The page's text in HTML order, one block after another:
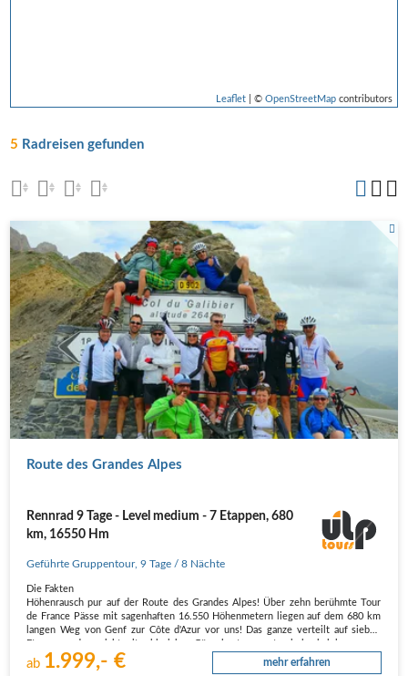
Leaflet| © OpenStreetMapcontributors
5 Radreisen gefunden
Am Col de Galibier.
Route des Grandes Alpes
Rennrad 9 Tage - Level medium - 7 Etappen, 680
km, 16550 Hm
Geführte Gruppentour,9 Tage / 8 Nächte
Die Fakten
Höhenrausch pur auf der Route des Grandes Alpes! Über zehn berühmte Tour
de France Pässe mit sagenhaften 16.550 Höhenmetern liegen auf dem 680 km
langen Weg von Genf zur Côte d'Azur vor uns! Das ganze verteilt auf sieben
ab 1.999,- € mehr erfahren